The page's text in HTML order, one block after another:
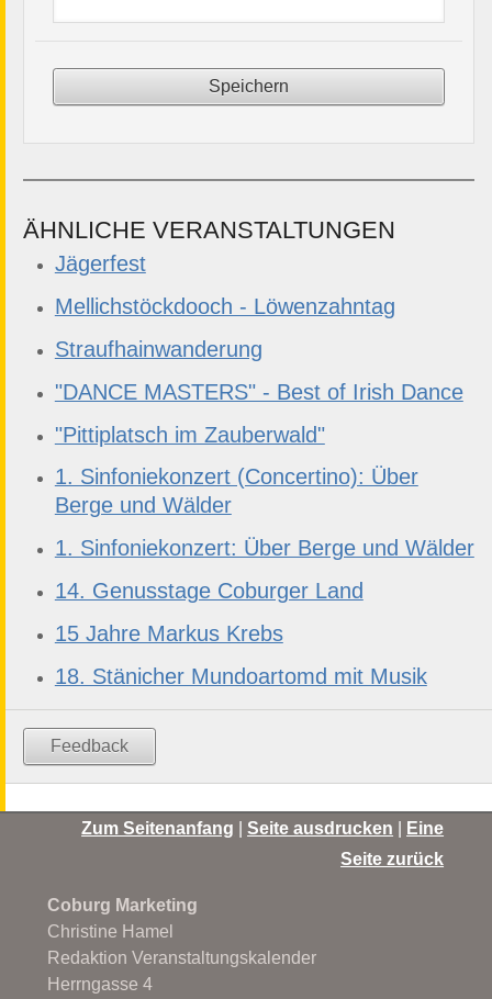
ÄHNLICHE VERANSTALTUNGEN
Jägerfest
Mellichstöckdooch - Löwenzahntag
Straufhainwanderung
"DANCE MASTERS" - Best of Irish Dance
"Pittiplatsch im Zauberwald"
1. Sinfoniekonzert (Concertino): Über
Berge und Wälder
1. Sinfoniekonzert: Über Berge und Wälder
14. Genusstage Coburger Land
15 Jahre Markus Krebs
18. Stänicher Mundoartomd mit Musik
Feedback
Zum Seitenanfang |Seite ausdrucken
Eine
Seite zurück
Coburg Marketing
Christine Hamel
Redaktion Veranstaltungskalender
Herrngasse 4